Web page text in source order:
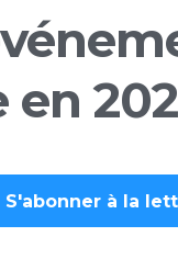
en
S'abonner à la